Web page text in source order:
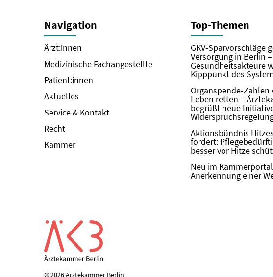
Navigation
Ärzt:innen
Medizinische Fachangestellte
Patient:innen
Aktuelles
Service & Kontakt
Recht
Kammer
Top-Themen
GKV-Sparvorschläge
Versorgung in Berlin –
Gesundheitsakteure
Kipppunkt des
Organspende-Zahlen
Leben retten –
begrüßt neue
Aktionsbündnis
fordert:
besser vor Hitze
Neu im
Anerkennung einer
© 2026 Ärztekammer Berlin